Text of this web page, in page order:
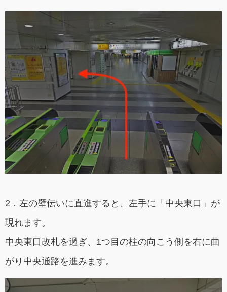
2．左の壁伝いに直進すると、左手に「中央東口」が
現れます。
中央東口改札を過ぎ、1つ目の柱の向こう側を右に曲
がり中央通路を進みます。